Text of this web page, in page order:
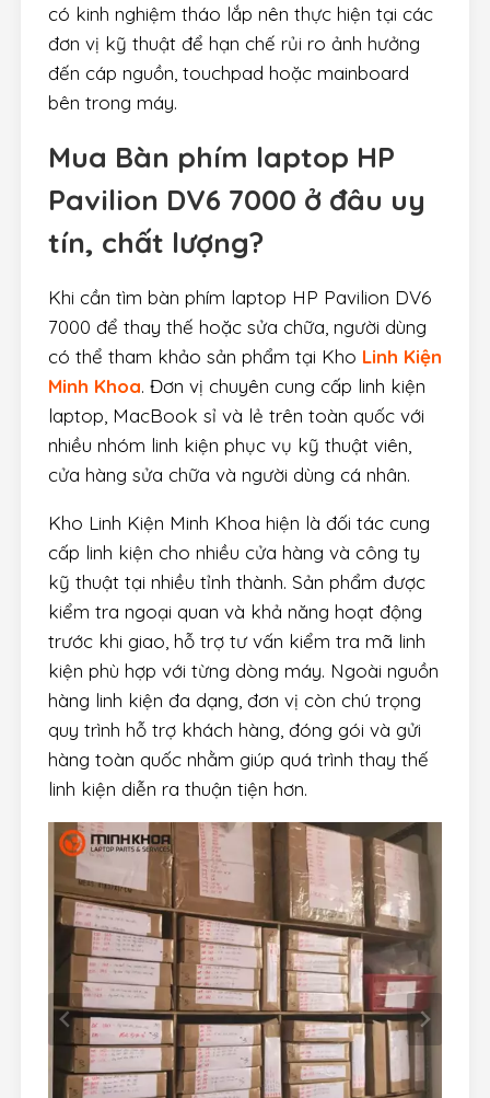
có kinh nghiệm tháo lắp nên thực hiện tại các
đơn vị kỹ thuật để hạn chế rủi ro ảnh hưởng
đến cáp nguồn, touchpad hoặc mainboard
bên trong máy.
Mua Bàn phím laptop HP
Pavilion DV6 7000 ở đâu uy
tín, chất lượng?
Khi cần tìm bàn phím laptop HP Pavilion DV6
7000 để thay thế hoặc sửa chữa, người dùng
có thể tham khảo sản phẩm tại Kho Linh Kiện
Minh Khoa. Đơn vị chuyên cung cấp linh kiện
laptop, MacBook sỉ và lẻ trên toàn quốc với
nhiều nhóm linh kiện phục vụ kỹ thuật viên,
cửa hàng sửa chữa và người dùng cá nhân.
Kho Linh Kiện Minh Khoa hiện là đối tác cung
cấp linh kiện cho nhiều cửa hàng và công ty
kỹ thuật tại nhiều tỉnh thành. Sản phẩm được
kiểm tra ngoại quan và khả năng hoạt động
trước khi giao, hỗ trợ tư vấn kiểm tra mã linh
kiện phù hợp với từng dòng máy. Ngoài nguồn
hàng linh kiện đa dạng, đơn vị còn chú trọng
quy trình hỗ trợ khách hàng, đóng gói và gửi
hàng toàn quốc nhằm giúp quá trình thay thế
linh kiện diễn ra thuận tiện hơn.